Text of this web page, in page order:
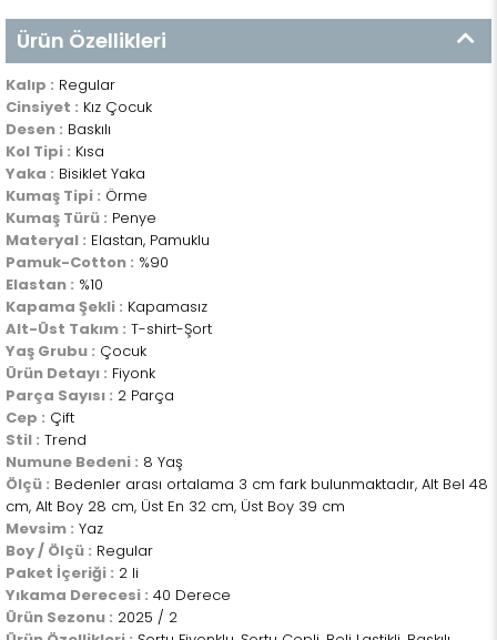
Ürün Özellikleri
Kalıp : Regular
Cinsiyet : Kız Çocuk
Desen : Baskılı
Kol Tipi : Kısa
Yaka : Bisiklet Yaka
Kumaş Tipi : Örme
Kumaş Türü : Penye
Materyal : Elastan, Pamuklu
Pamuk-Cotton : %90
Elastan : %10
Kapama Şekli : Kapamasız
Alt-Üst Takım : T-shirt-Şort
Yaş Grubu : Çocuk
Ürün Detayı : Fiyonk
Parça Sayısı : 2 Parça
Cep : Çift
Stil : Trend
Numune Bedeni : 8 Yaş
Ölçü : Bedenler arası ortalama 3 cm fark bulunmaktadır, Alt Bel 48
cm, Alt Boy 28 cm, Üst En 32 cm, Üst Boy 39 cm
Mevsim : Yaz
Boy / Ölçü : Regular
Paket İçeriği : 2 li
Yıkama Derecesi : 40 Derece
Ürün Sezonu : 2025 / 2